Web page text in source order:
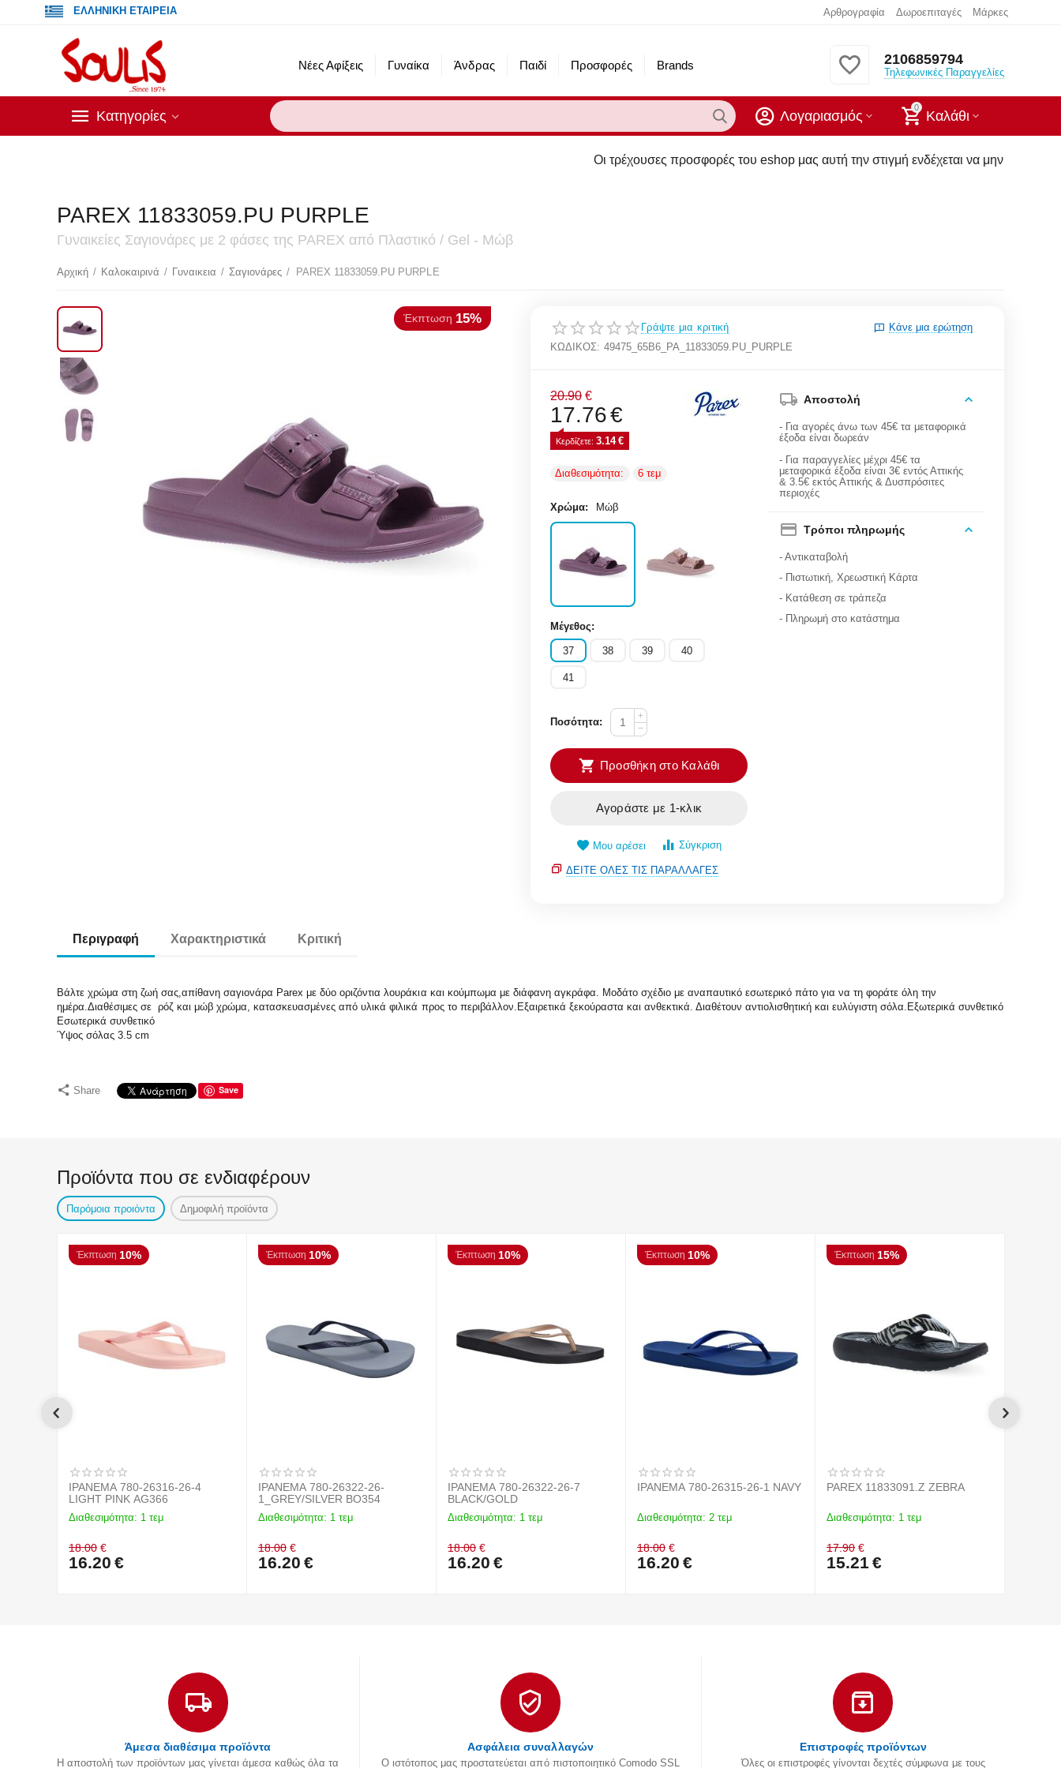
ΕΛΛΗΝΙΚΗ ΕΤΑΙΡΕΙΑ Αρθρογραφία Δωροεπιταγές Μάρκες
Νέες Αφίξεις Γυναίκα Άνδρας Παιδί Προσφορές Brands 2106859794
Τηλεφωνικές Παραγγελίες
Κατηγορίες
0
Καλάθι
Λογαριασμός
Οι τρέχουσες προσφορές του eshop μας αυτή την στιγμή ενδέχεται να μην υπάρχουν στα
PAREX 11833059.PU PURPLE
Γυναικείες Σαγιονάρες με 2 φάσες της PAREX από Πλαστικό / Gel - Μώβ
Αρχική / Καλοκαιρινά / Γυναικεια / Σαγιονάρες / PAREX 11833059.PU PURPLE
15%
Γράψτε μια κριτική
Κάνε μια ερώτηση
ΚΩΔΙΚΟΣ: 49475_65B6_PA_11833059.PU_PURPLE
20.90 €
17.76€
Κερδίζετε: 3.14 €
Διαθεσιμότητα: 6 τεμ
Χρώμα: Μώβ
Μέγεθος:
37 38 39 40
41
Ποσότητα:
+
−
Προσθήκη στο Καλάθι
Αγοράστε με 1-κλικ
Μου αρέσει Σύγκριση
Αποστολή
- Για αγορές άνω των 45€ τα μεταφορικά
έξοδα είναι δωρεάν
- Για παραγγελίες μέχρι 45€ τα
μεταφορικά έξοδα είναι 3€ εντός Αττικής
& 3.5€ εκτός Αττικής & Δυσπρόσιτες
περιοχές
Τρόποι πληρωμής
- Αντικαταβολή
- Πιστωτική, Χρεωστική Κάρτα
- Κατάθεση σε τράπεζα
- Πληρωμή στο κατάστημα
ΔΕΊΤΕ ΌΛΕΣ ΤΙΣ ΠΑΡΑΛΛΑΓΈΣ
Περιγραφή Χαρακτηριστικά Κριτική
Βάλτε χρώμα στη ζωή σας,απίθανη σαγιονάρα Parex με δύο οριζόντια λουράκια και κούμπωμα με διάφανη αγκράφα. Μοδάτο σχέδιο με αναπαυτικό εσωτερικό πάτο για να τη φοράτε όλη την
ημέρα.Διαθέσιμες σε ρόζ και μώβ χρώμα, κατασκευασμένες από υλικά φιλικά προς το περιβάλλον.Εξαιρετικά ξεκούραστα και ανθεκτικά. Διαθέτουν αντιολισθητική και ευλύγιστη σόλα.Εξωτερικά συνθετικό
Εσωτερικά συνθετικό
Ύψος σόλας 3.5 cm
Share Save
Προϊόντα που σε ενδιαφέρουν
Παρόμοια προιόντα Δημοφιλή προϊόντα
Έκπτωση 10%
IPANEMA 780-26316-26-4
LIGHT PINK AG366
Διαθεσιμότητα: 1 τεμ
18.00 €
16.20 €
Έκπτωση 10%
IPANEMA 780-26322-26-
1_GREY/SILVER BO354
Διαθεσιμότητα: 1 τεμ
18.00 €
16.20 €
Έκπτωση 10%
IPANEMA 780-26322-26-7
BLACK/GOLD
Διαθεσιμότητα: 1 τεμ
18.00 €
16.20 €
Έκπτωση 10%
IPANEMA 780-26315-26-1 NAVY
Διαθεσιμότητα: 2 τεμ
18.00 €
16.20 €
Έκπτωση 15%
PAREX 11833091.Z ZEBRA
Διαθεσιμότητα: 1 τεμ
17.90 €
15.21 €
Άμεσα διαθέσιμα προϊόντα
Η αποστολή των προϊόντων μας γίνεται άμεσα καθώς όλα τα
Ασφάλεια συναλλαγών
Ο ιστότοπος μας προστατεύεται από πιστοποιητικό Comodo SSL
Επιστροφές προϊόντων
Όλες οι επιστροφές γίνονται δεχτές σύμφωνα με τους